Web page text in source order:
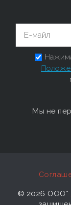
Мы не
© 2026 ООО"